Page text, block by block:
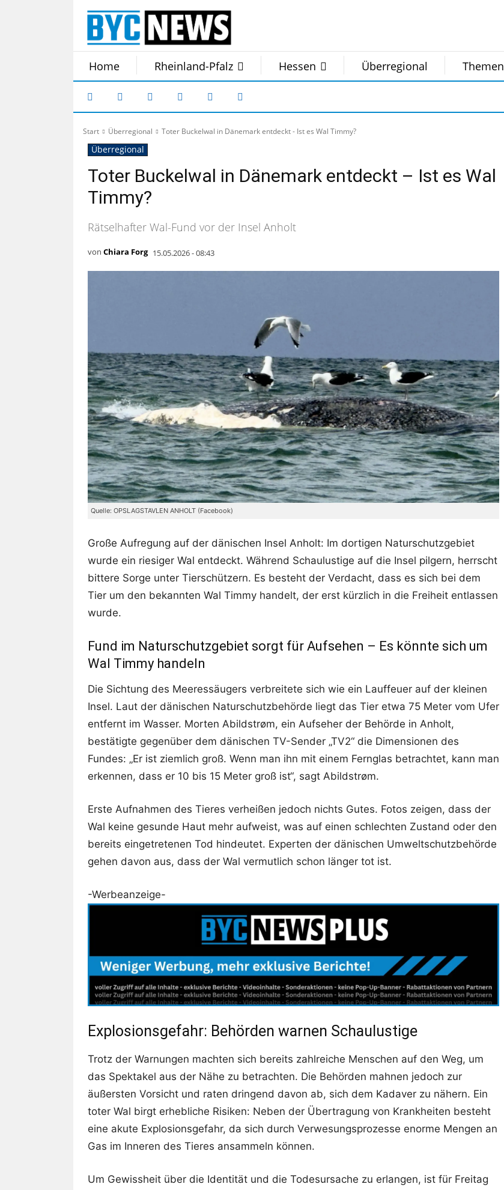
Home Rheinland-Pfalz Hessen Überregional Themen
Start Überregional Toter Buckelwal in Dänemark entdeckt - Ist es Wal Timmy?
Überregional
Toter Buckelwal in Dänemark entdeckt – Ist es Wal
Timmy?
Rätselhafter Wal-Fund vor der Insel Anholt
von Chiara Forg 15.05.2026 - 08:43
Quelle: OPSLAGSTAVLEN ANHOLT (Facebook)
Große Aufregung auf der dänischen Insel Anholt: Im dortigen Naturschutzgebiet
wurde ein riesiger Wal entdeckt. Während Schaulustige auf die Insel pilgern, herrscht
bittere Sorge unter Tierschützern. Es besteht der Verdacht, dass es sich bei dem
Tier um den bekannten Wal Timmy handelt, der erst kürzlich in die Freiheit entlassen
wurde.
Fund im Naturschutzgebiet sorgt für Aufsehen – Es könnte sich um
Wal Timmy handeln
Die Sichtung des Meeressäugers verbreitete sich wie ein Lauffeuer auf der kleinen
Insel. Laut der dänischen Naturschutzbehörde liegt das Tier etwa 75 Meter vom Ufer
entfernt im Wasser. Morten Abildstrøm, ein Aufseher der Behörde in Anholt,
bestätigte gegenüber dem dänischen TV-Sender „TV2“ die Dimensionen des
Fundes: „Er ist ziemlich groß. Wenn man ihn mit einem Fernglas betrachtet, kann man
erkennen, dass er 10 bis 15 Meter groß ist“, sagt Abildstrøm.
Erste Aufnahmen des Tieres verheißen jedoch nichts Gutes. Fotos zeigen, dass der
Wal keine gesunde Haut mehr aufweist, was auf einen schlechten Zustand oder den
bereits eingetretenen Tod hindeutet. Experten der dänischen Umweltschutzbehörde
gehen davon aus, dass der Wal vermutlich schon länger tot ist.
-Werbeanzeige-
Explosionsgefahr: Behörden warnen Schaulustige
Trotz der Warnungen machten sich bereits zahlreiche Menschen auf den Weg, um
das Spektakel aus der Nähe zu betrachten. Die Behörden mahnen jedoch zur
äußersten Vorsicht und raten dringend davon ab, sich dem Kadaver zu nähern. Ein
toter Wal birgt erhebliche Risiken: Neben der Übertragung von Krankheiten besteht
eine akute Explosionsgefahr, da sich durch Verwesungsprozesse enorme Mengen an
Gas im Inneren des Tieres ansammeln können.
Um Gewissheit über die Identität und die Todesursache zu erlangen, ist für Freitag